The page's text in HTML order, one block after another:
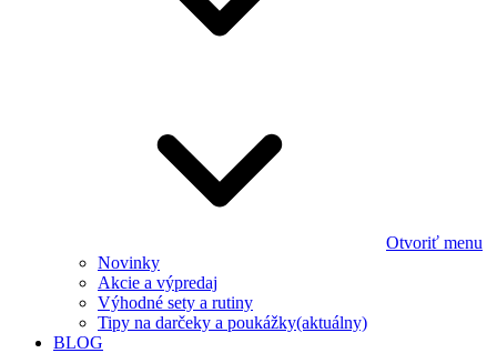
Otvoriť menu
Novinky
Akcie a výpredaj
Výhodné sety a rutiny
Tipy na darčeky a poukážky(aktuálny)
BLOG